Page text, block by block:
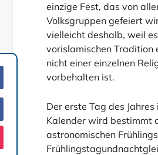
einzige Fest, das von
Volksgruppen gefeiert
vielleicht deshalb, weil
vorislamischen Tradition
nicht einer einzelnen
vorbehalten ist.
Der erste Tag des
Kalender wird bestimmt
astronomischen